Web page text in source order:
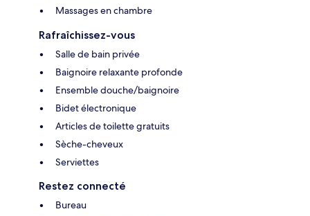
Massages en chambre
Rafraîchissez-vous
Salle de bain privée
Baignoire relaxante profonde
Ensemble douche/baignoire
Bidet électronique
Articles de toilette gratuits
Sèche-cheveux
Serviettes
Restez connecté
Bureau